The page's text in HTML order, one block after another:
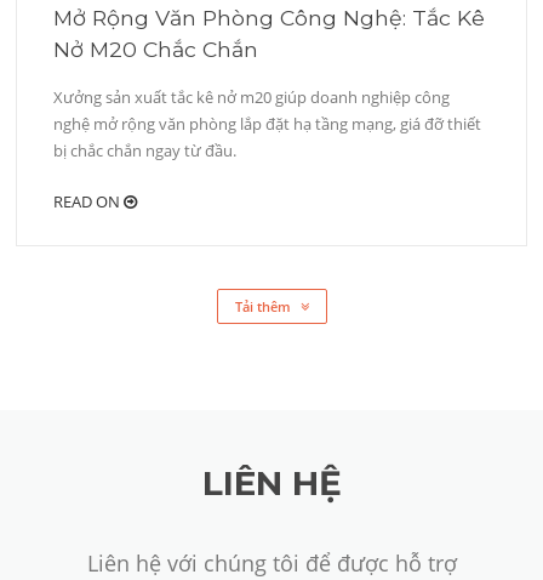
Mở Rộng Văn Phòng Công Nghệ: Tắc Kê
Nở M20 Chắc Chắn
Xưởng sản xuất tắc kê nở m20 giúp doanh nghiệp công
nghệ mở rộng văn phòng lắp đặt hạ tầng mạng, giá đỡ thiết
bị chắc chắn ngay từ đầu.
READ ON
Tải thêm
LIÊN HỆ
Liên hệ với chúng tôi để được hỗ trợ